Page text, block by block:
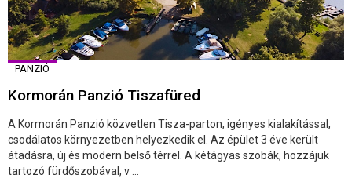
PANZIÓ
Kormorán Panzió Tiszafüred
A Kormorán Panzió közvetlen Tisza-parton, igényes kialakítással,
csodálatos környezetben helyezkedik el. Az épület 3 éve került
átadásra, új és modern belső térrel. A kétágyas szobák, hozzájuk
tartozó fürdőszobával, v ...